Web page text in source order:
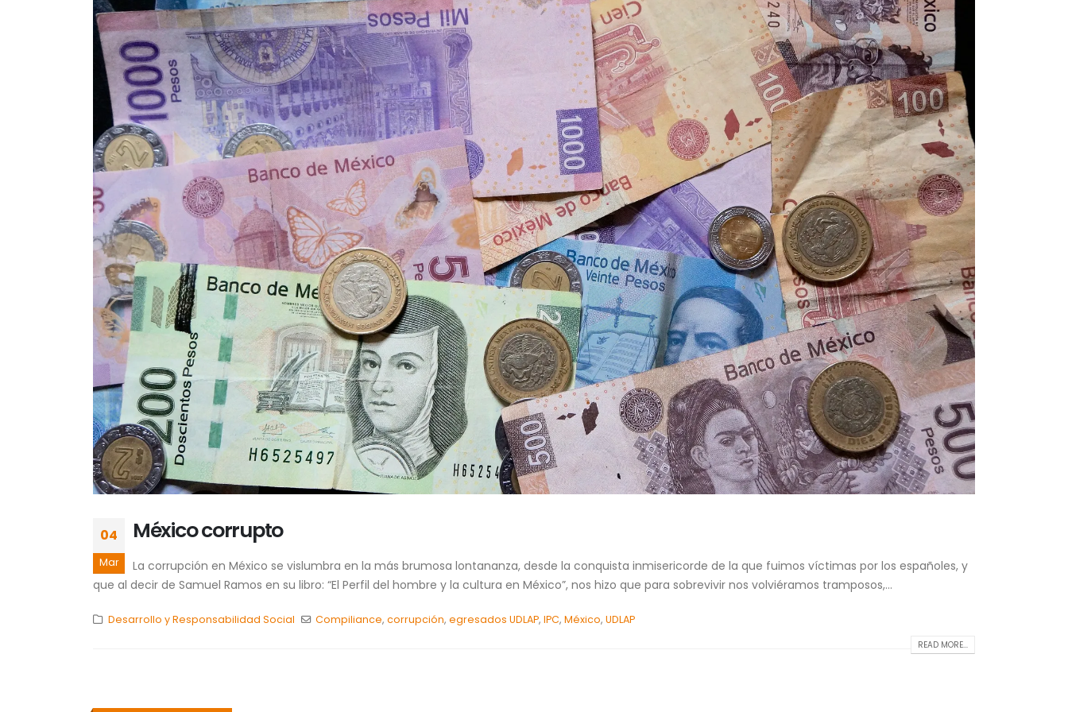
04
Mar
México corrupto
La corrupción en México se vislumbra en la más brumosa lontananza, desde la conquista inmisericorde de la que fuimos víctimas por los españoles, y
que al decir de Samuel Ramos en su libro: “El Perfil del hombre y la cultura en México”, nos hizo que para sobrevivir nos volviéramos tramposos,...
Desarrollo y Responsabilidad Social Compiliance,corrupción,egresados UDLAP,IPC,México,UDLAP
READ MORE...